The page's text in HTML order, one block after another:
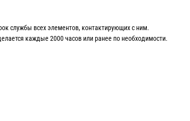
службы всех элементов, контактирующих с ним.
каждые 2000 часов или ранее по необходимости.